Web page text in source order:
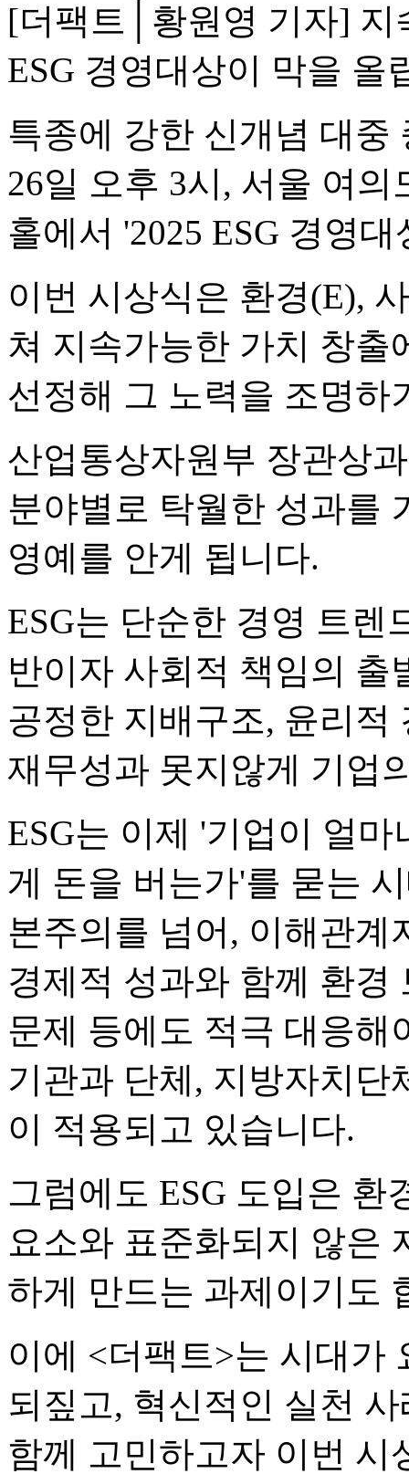
[더팩트│황원영 기자] 지
ESG 경영대상이 막을 올
특종에 강한 신개념 대중
26일 오후 3시, 서울 여
홀에서 '2025 ESG 경영
이번 시상식은 환경(E),
쳐 지속가능한 가치 창출
선정해 그 노력을 조명하
산업통상자원부 장관상
분야별로 탁월한 성과를
영예를 안게 됩니다.
ESG는 단순한 경영 트렌
반이자 사회적 책임의
공정한 지배구조, 윤리적
재무성과 못지않게 기업
ESG는 이제 '기업이 얼
게 돈을 버는가'를 묻는
본주의를 넘어, 이해관계
경제적 성과와 함께 환경
문제 등에도 적극 대응해
기관과 단체, 지방자치단
이 적용되고 있습니다.
그럼에도 ESG 도입은 환
요소와 표준화되지 않은
하게 만드는 과제이기도
이에 <더팩트>는 시대가
되짚고, 혁신적인 실천
함께 고민하고자 이번 시